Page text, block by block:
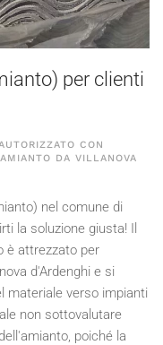
per clienti
CON
DA VILLANOVA
nel comune di
la soluzione giusta! Il
è attrezzato per
d'Ardenghi e si
materiale verso impianti
non sottovalutare
poiché la